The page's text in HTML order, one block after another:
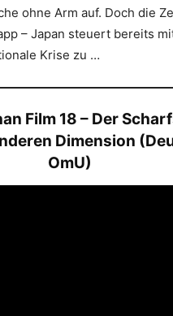
ohne Arm auf. Doch die
– Japan steuert bereits
Krise zu …
Film 18 – Der
Dimension
OmU)